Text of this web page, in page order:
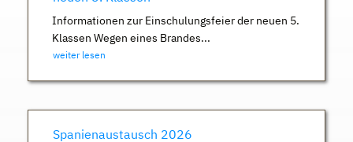
Informationen zur Einschulungsfeier der neuen 5.
Klassen Wegen eines Brandes...
weiter lesen
Spanienaustausch 2026